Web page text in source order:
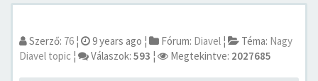
Szerző: 76 ¦ 9 years ago ¦ Fórum: Diavel ¦ Téma: Nagy
Diavel topic ¦ Válaszok: 593 ¦ Megtekintve: 2027685